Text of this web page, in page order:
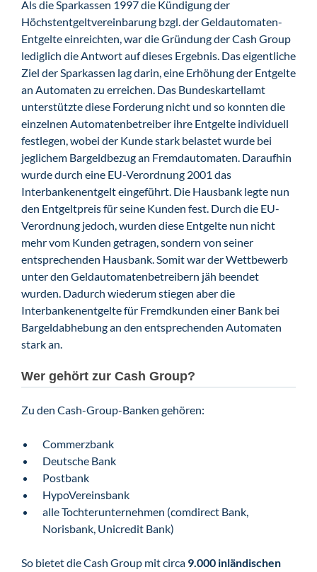
Als die Sparkassen 1997 die Kündigung der
Höchstentgeltvereinbarung bzgl. der Geldautomaten-
Entgelte einreichten, war die Gründung der Cash Group
lediglich die Antwort auf dieses Ergebnis. Das eigentliche
Ziel der Sparkassen lag darin, eine Erhöhung der Entgelte
an Automaten zu erreichen. Das Bundeskartellamt
unterstützte diese Forderung nicht und so konnten die
einzelnen Automatenbetreiber ihre Entgelte individuell
festlegen, wobei der Kunde stark belastet wurde bei
jeglichem Bargeldbezug an Fremdautomaten. Daraufhin
wurde durch eine EU-Verordnung 2001 das
Interbankenentgelt eingeführt. Die Hausbank legte nun
den Entgeltpreis für seine Kunden fest. Durch die EU-
Verordnung jedoch, wurden diese Entgelte nun nicht
mehr vom Kunden getragen, sondern von seiner
entsprechenden Hausbank. Somit war der Wettbewerb
unter den Geldautomatenbetreibern jäh beendet
wurden. Dadurch wiederum stiegen aber die
Interbankenentgelte für Fremdkunden einer Bank bei
Bargeldabhebung an den entsprechenden Automaten
stark an.
Wer gehört zur Cash Group?
Zu den Cash-Group-Banken gehören:
Commerzbank
Deutsche Bank
Postbank
HypoVereinsbank
alle Tochterunternehmen (comdirect Bank,
Norisbank, Unicredit Bank)
So bietet die Cash Group mit circa 9.000 inländischen